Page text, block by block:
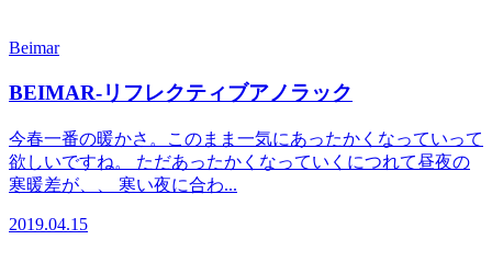
Beimar
BEIMAR-リフレクティブアノラック
今春一番の暖かさ。このまま一気にあったかくなっていって
欲しいですね。 ただあったかくなっていくにつれて昼夜の
寒暖差が、、 寒い夜に合わ...
2019.04.15